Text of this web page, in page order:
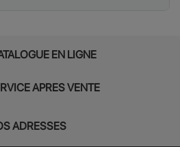
EN LIGNE
APRES VENTE
ADRESSES